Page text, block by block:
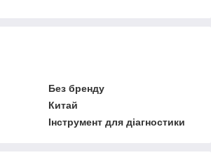
Без бренду
Китай
Інструмент для діагностики